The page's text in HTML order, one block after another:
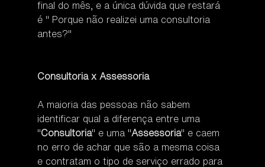
final do mês, e a única dúvida que restará
é " Porque não realizei uma consultoria
antes?"
Consultoria x Assessoria
A maioria das pessoas não sabem
identificar qual a diferença entre uma
"Consultoria" e uma "Assessoria" e caem
no erro de achar que são a mesma coisa
e contratam o tipo de serviço errado para